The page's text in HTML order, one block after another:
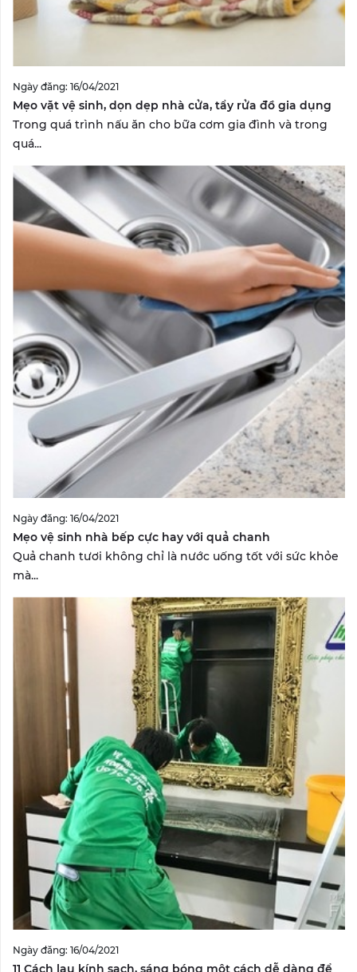
Ngày đăng: 16/04/2021
Mẹo vặt vệ sinh, dọn dẹp nhà cửa, tẩy rửa đồ gia dụng
Trong quá trình nấu ăn cho bữa cơm gia đình và trong
quá...
Ngày đăng: 16/04/2021
Mẹo vệ sinh nhà bếp cực hay với quả chanh
Quả chanh tươi không chỉ là nước uống tốt với sức khỏe
mà...
Ngày đăng: 16/04/2021
11 Cách lau kính sạch, sáng bóng một cách dễ dàng để